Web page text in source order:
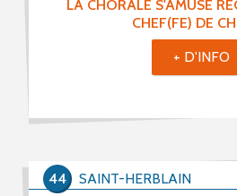
LA CHORALE S'AMUSE
CHEF(FE) DE
+ D'INFO
SAINT-HERBLAIN
44